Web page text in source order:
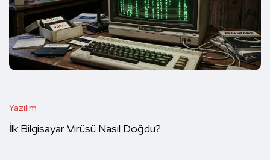
Yazılım
İlk Bilgisayar Virüsü Nasıl Doğdu?